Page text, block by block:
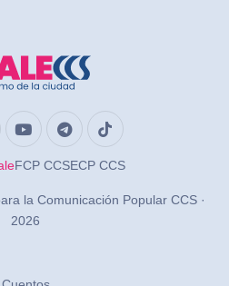
FCP CCSECP CCS
la Comunicación Popular CCS ·
2026